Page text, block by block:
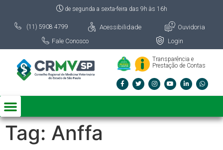
de segunda a sexta-feira das 9h às 16h
(11) 5908 4799 Acessibilidade
Ouvidoria
Fale Conosco
Login
Transparência e
Prestação de Contas
Tag: Anffa